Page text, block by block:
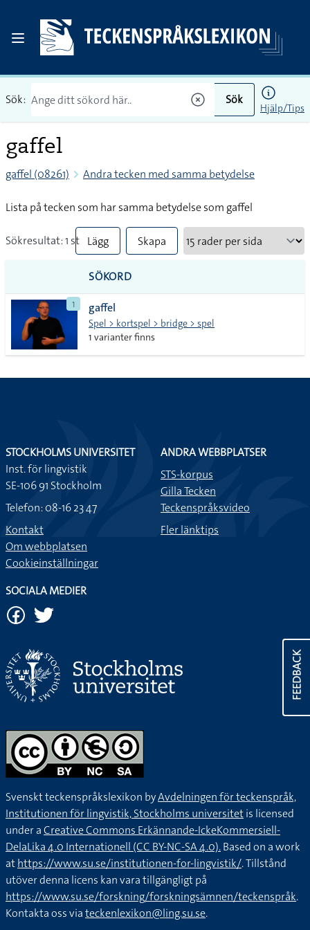
Sök: Sök
Hjälp/Tips
gaffel
gaffel (08261) Andra tecken med samma betydelse
Lista på tecken som har samma betydelse som gaffel
Sökresultat: 1 st Lägg
till
alla i
lista
Skapa
SÖKORD
1 gaffel
Spel > kortspel > bridge > spel
1 varianter finns
FEEDBACK
STOCKHOLMS UNIVERSITET
Inst. för lingvistik
SE-106 91 Stockholm
Telefon: 08-16 23 47
Kontakt
Om webbplatsen
Cookieinställningar
ANDRA WEBBPLATSER
STS-korpus
Gilla Tecken
Teckenspråksvideo
Fler länktips
SOCIALA MEDIER
Svenskt teckenspråkslexikon byAvdelningen för teckenspråk,
Institutionen för lingvistik, Stockholms universitetis licensed
under aCreative Commons Erkännande-IckeKommersiell-
DelaLika 4.0 Internationell (CC BY-NC-SA 4.0).Based on a work
athttps://www.su.se/institutionen-for-lingvistik/. Tillstånd
utöver denna licens kan vara tillgängligt på
https://www.su.se/forskning/forskningsämnen/teckenspråk.
Kontakta oss viateckenlexikon@ling.su.se.